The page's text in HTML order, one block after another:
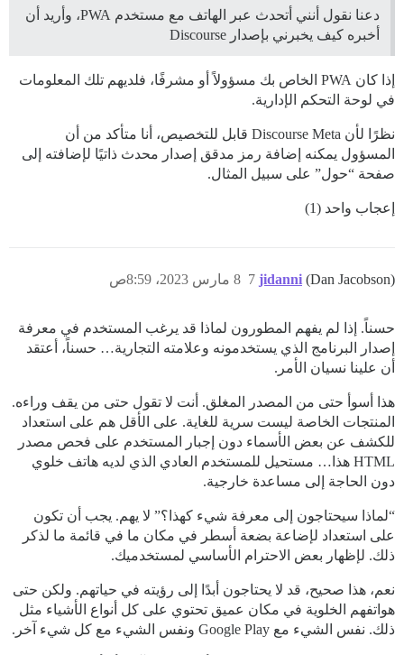
دعنا نقول أنني أتحدث عبر الهاتف مع مستخدم PWA، وأريد أن
أخبره كيف يخبرني بإصدار Discourse
إذا كان PWA الخاص بك مسؤولاً أو مشرفًا، فلديهم تلك المعلومات
في لوحة التحكم الإدارية.
نظرًا لأن Discourse Meta قابل للتخصيص، أنا متأكد من أن
المسؤول يمكنه إضافة رمز مدقق إصدار محدث ذاتيًا لإضافته إلى
صفحة “حول” على سبيل المثال.
إعجاب واحد (1)
jidanni (Dan Jacobson) 8 مارس 2023، 8:59ص 7
حسناً. إذا لم يفهم المطورون لماذا قد يرغب المستخدم في معرفة
إصدار البرنامج الذي يستخدمونه وعلامته التجارية… حسناً، أعتقد
أن علينا نسيان الأمر.
هذا أسوأ حتى من المصدر المغلق. أنت لا تقول حتى من يقف وراءه.
المنتجات الخاصة ليست سرية للغاية. على الأقل هم على استعداد
للكشف عن بعض الأسماء دون إجبار المستخدم على فحص مصدر
HTML هذا… مستحيل للمستخدم العادي الذي لديه هاتف خلوي
دون الحاجة إلى مساعدة خارجية.
“لماذا سيحتاجون إلى معرفة شيء كهذا؟” لا يهم. يجب أن تكون
على استعداد لإضاعة بضعة أسطر في مكان ما في قائمة ما لذكر
ذلك. لإظهار بعض الاحترام الأساسي لمستخدميك.
نعم، هذا صحيح، قد لا يحتاجون أبدًا إلى رؤيته في حياتهم. ولكن حتى
هواتفهم الخلوية في مكان عميق تحتوي على كل أنواع الأشياء مثل
ذلك. نفس الشيء مع Google Play ونفس الشيء مع كل شيء آخر.